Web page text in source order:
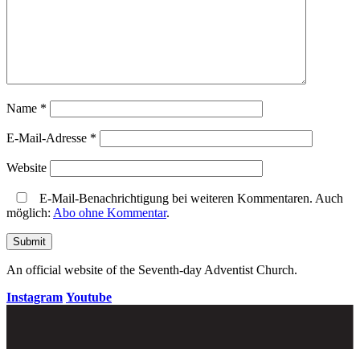
Name *
E-Mail-Adresse *
Website
E-Mail-Benachrichtigung bei weiteren Kommentaren. Auch
möglich: Abo ohne Kommentar.
An official website of the Seventh-day Adventist Church.
Instagram Youtube